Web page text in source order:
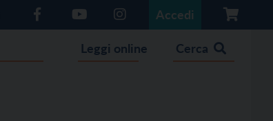
Accedi
Leggi online Cerca